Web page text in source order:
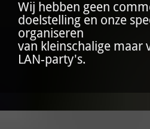
Wij hebben geen
doelstelling en onze
organiseren
van kleinschalige maar
LAN-party's.